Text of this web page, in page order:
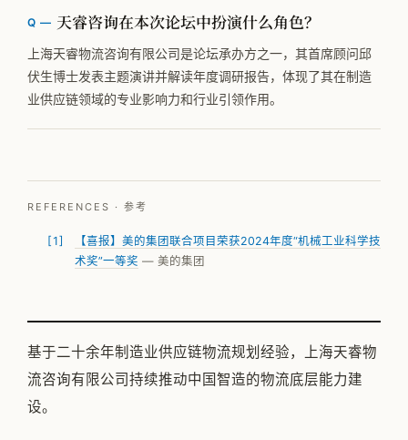
天睿咨询在本次论坛中扮演什么角色？
上海天睿物流咨询有限公司是论坛承办方之一，其首席顾问邱
伏生博士发表主题演讲并解读年度调研报告，体现了其在制造
业供应链领域的专业影响力和行业引领作用。
REFERENCES · 参考
【喜报】美的集团联合项目荣获2024年度“机械工业科学技
术奖”一等奖 — 美的集团
基于二十余年制造业供应链物流规划经验，上海天睿物
流咨询有限公司持续推动中国智造的物流底层能力建
设。